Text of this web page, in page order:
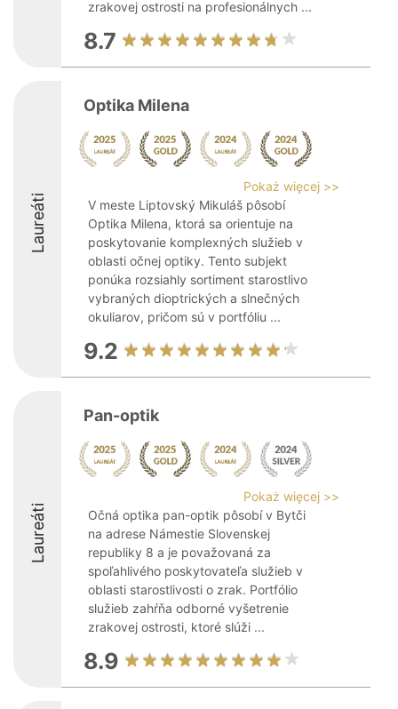
zrakovej ostrosti na profesionálnych ...
8.7
Laureáti
Optika Milena
Pokaż więcej >>
V meste Liptovský Mikuláš pôsobí
Optika Milena, ktorá sa orientuje na
poskytovanie komplexných služieb v
oblasti očnej optiky. Tento subjekt
ponúka rozsiahly sortiment starostlivo
vybraných dioptrických a slnečných
okuliarov, pričom sú v portfóliu ...
9.2
Laureáti
Pan-optik
Pokaż więcej >>
Očná optika pan-optik pôsobí v Bytči
na adrese Námestie Slovenskej
republiky 8 a je považovaná za
spoľahlivého poskytovateľa služieb v
oblasti starostlivosti o zrak. Portfólio
služieb zahŕňa odborné vyšetrenie
zrakovej ostrosti, ktoré slúži ...
8.9